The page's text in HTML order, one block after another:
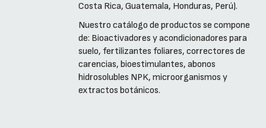
Costa Rica, Guatemala, Honduras, Perú).
Nuestro catálogo de productos se compone
de: Bioactivadores y acondicionadores para
suelo, fertilizantes foliares, correctores de
carencias, bioestimulantes, abonos
hidrosolubles NPK, microorganismos y
extractos botánicos.